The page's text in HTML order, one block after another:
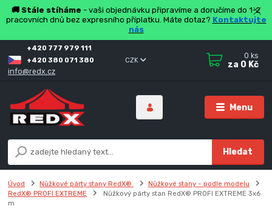
🚚 Stále stíháme - vaši objednávku připravíme a doručíme do 1-2
pracovních dnů bez expresního příplatku. Máte dotaz? Kontaktujte
nás
Menu
CZK
Hledat
+420 777 979 111
+420 380 071 380
info@redx.cz
0 ks
za 0 Kč
Úvod Nůžkové párty stany RedX®
Nůžkové stany - podle modelu
RedX® PROFI EXTREME
Nůžkový párty stan RedX® PROFI EXTREME 3x6
m